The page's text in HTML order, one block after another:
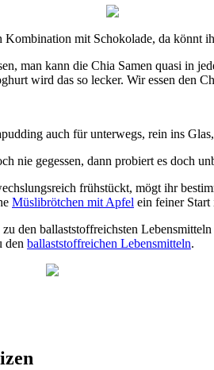
Kombination mit Schokolade, da könnt
man kann die Chia Samen quasi in
wird das so lecker. Wir essen den
auch für unterwegs, rein ins
nie gegessen, dann probiert es doch
frühstückt, mögt ihr
Müslibrötchen mit Apfel ein feiner Start
zu den ballaststoffreichsten
den ballaststoffreichen Lebensmitteln.